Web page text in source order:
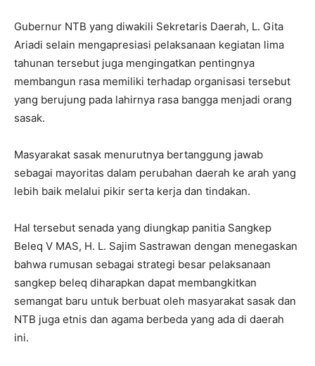
Gubernur NTB yang diwakili Sekretaris Daerah, L. Gita
Ariadi selain mengapresiasi pelaksanaan kegiatan lima
tahunan tersebut juga mengingatkan pentingnya
membangun rasa memiliki terhadap organisasi tersebut
yang berujung pada lahirnya rasa bangga menjadi orang
sasak.
Masyarakat sasak menurutnya bertanggung jawab
sebagai mayoritas dalam perubahan daerah ke arah yang
lebih baik melalui pikir serta kerja dan tindakan.
Hal tersebut senada yang diungkap panitia Sangkep
Beleq V MAS, H. L. Sajim Sastrawan dengan menegaskan
bahwa rumusan sebagai strategi besar pelaksanaan
sangkep beleq diharapkan dapat membangkitkan
semangat baru untuk berbuat oleh masyarakat sasak dan
NTB juga etnis dan agama berbeda yang ada di daerah
ini.